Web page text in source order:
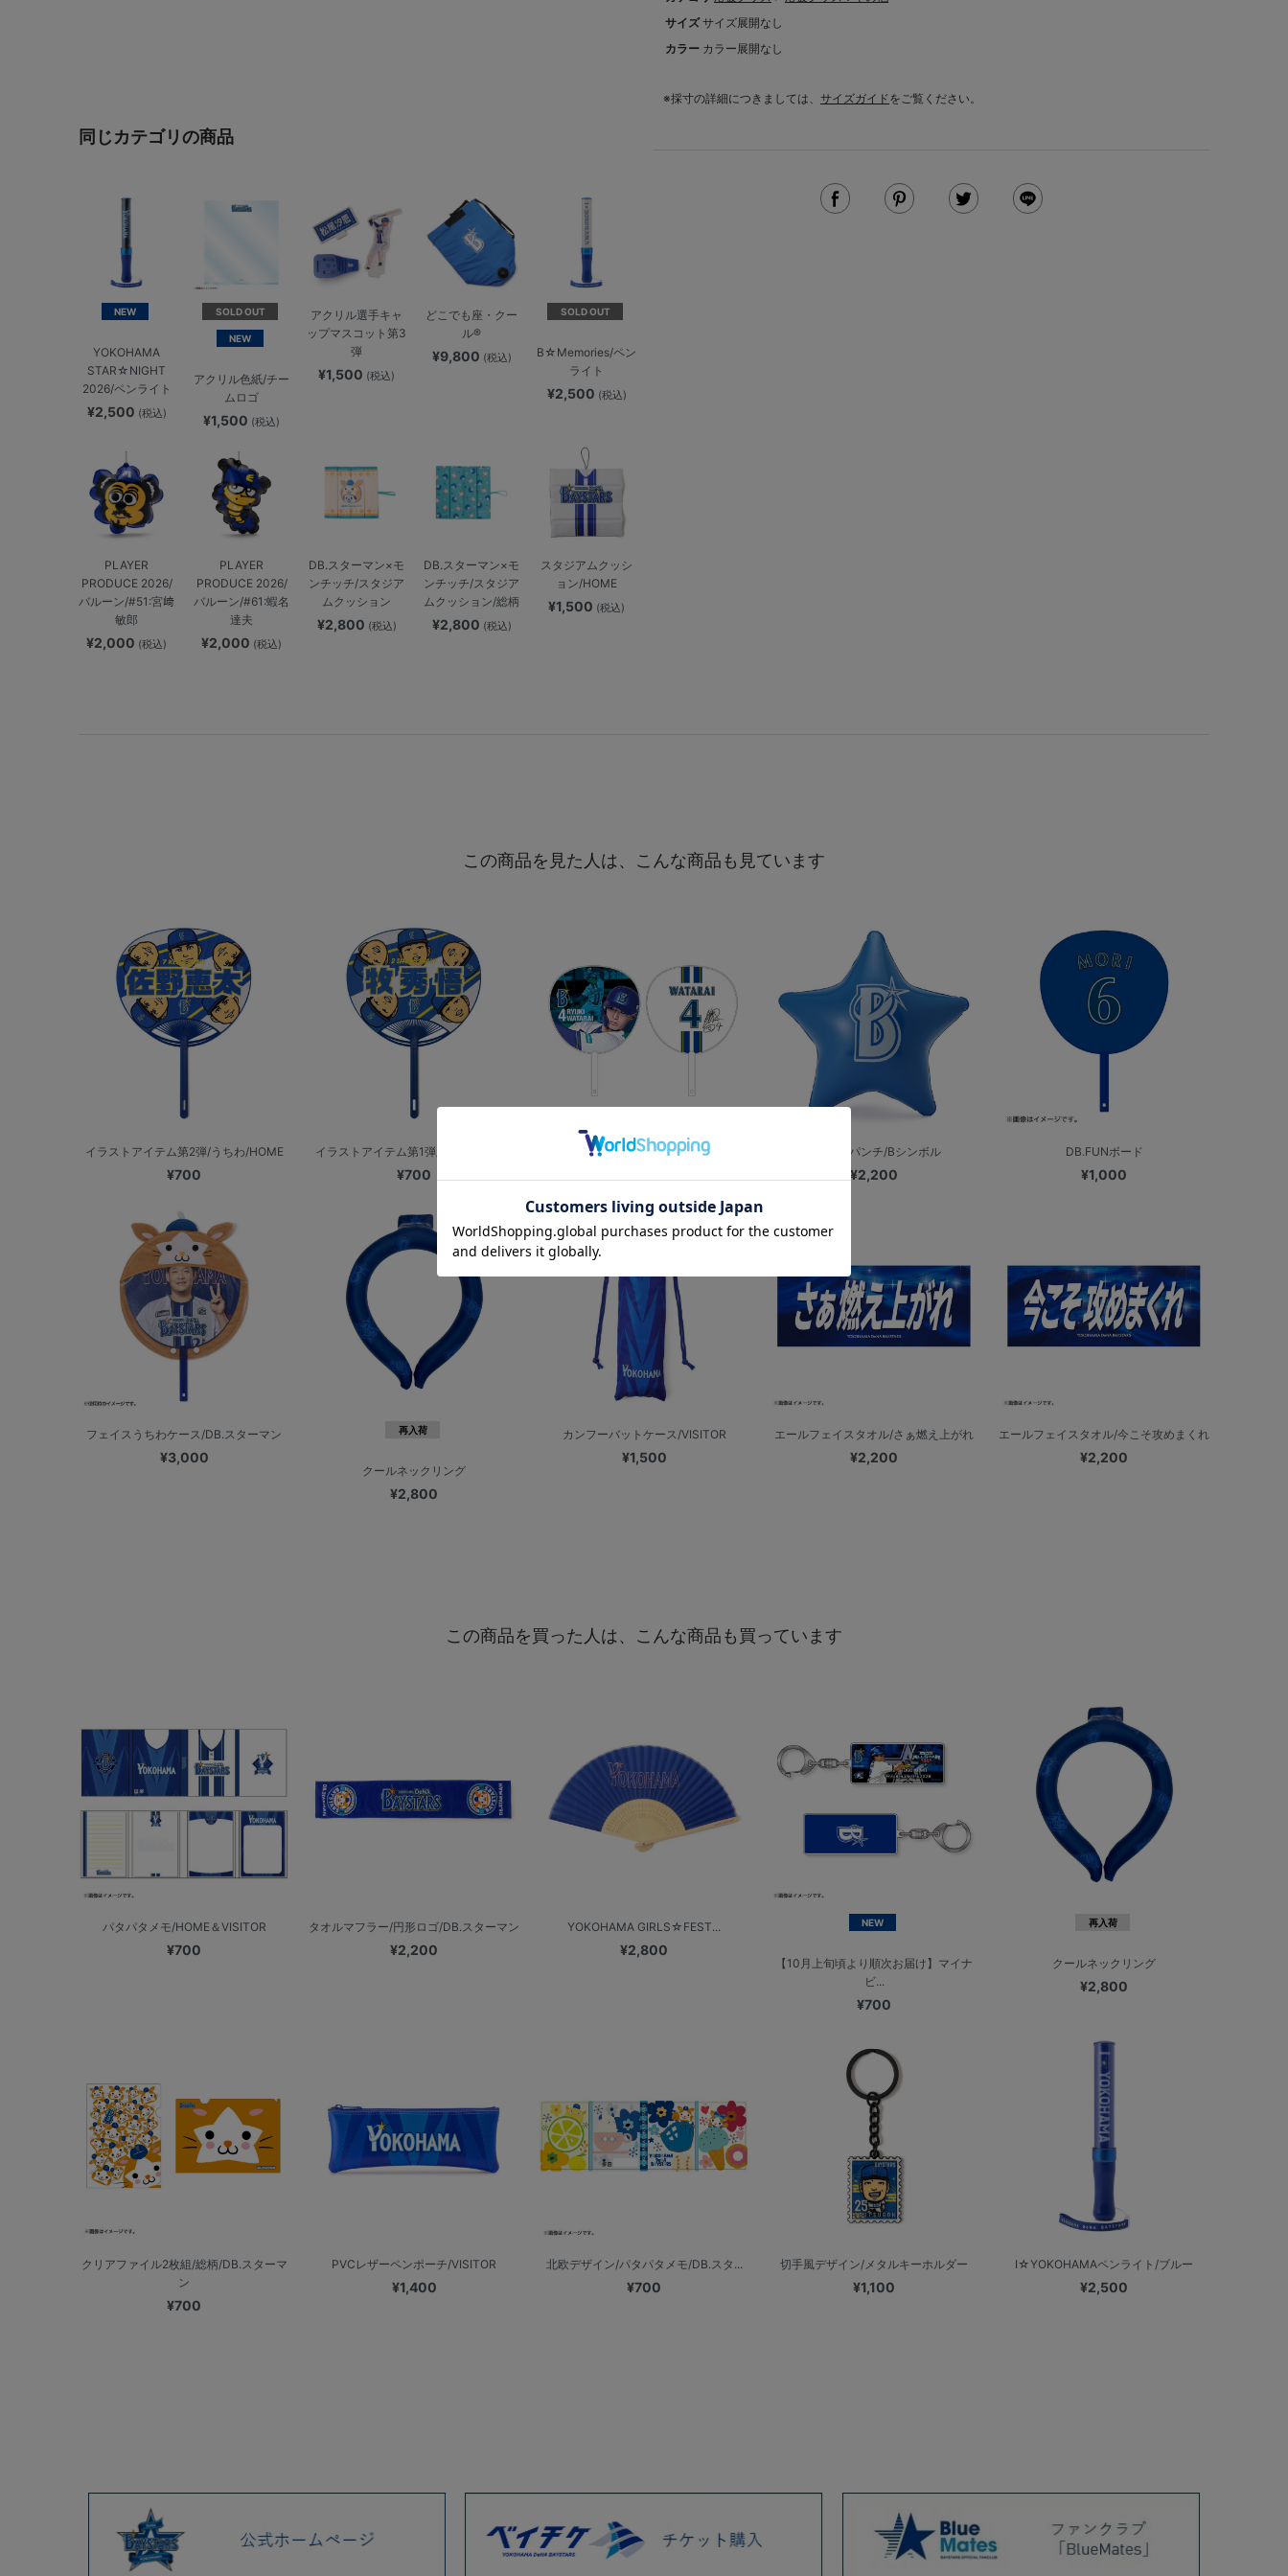
同じカテゴリの商品
NEW
YOKOHAMA
STAR☆NIGHT
2026/ペンライト
¥2,500 (税込)
SOLD OUT
NEW
アクリル色紙/チー
ムロゴ
¥1,500 (税込)
アクリル選手キャ
ップマスコット第3
弾
¥1,500 (税込)
どこでも座・クー
ル®
¥9,800 (税込)
SOLD OUT
B☆Memories/ペン
ライト
¥2,500 (税込)
PLAYER
PRODUCE 2026/
バルーン/#51:宮﨑
敏郎
¥2,000 (税込)
PLAYER
PRODUCE 2026/
バルーン/#61:蝦名
達夫
¥2,000 (税込)
DB.スターマン×モ
ンチッチ/スタジア
ムクッション
¥2,800 (税込)
DB.スターマン×モ
ンチッチ/スタジア
ムクッション/総柄
¥2,800 (税込)
スタジアムクッシ
ョン/HOME
¥1,500 (税込)
サイズ サイズ展開なし
カラー カラー展開なし
※採寸の詳細につきましては、 サイズガイドをご覧ください。
この商品を見た人は、こんな商品も見ています
イラストアイテム第2弾/うちわ/HOME
¥700
イラストアイテム第1弾/うちわ/HOME
¥700
プレーヤーズフォトうちわ BIGベイパンチ/Bシンボル
¥2,200
DB.FUNボード
¥1,000
フェイスうちわケース/DB.スターマン
¥3,000
再入荷
クールネックリング
¥2,800
カンフーバットケース/VISITOR
¥1,500
エールフェイスタオル/さぁ燃え上がれ
¥2,200
エールフェイスタオル/今こそ攻めまくれ
¥2,200
この商品を買った人は、こんな商品も買っています
パタパタメモ/HOME＆VISITOR
¥700
タオルマフラー/円形ロゴ/DB.スターマン
¥2,200
YOKOHAMA GIRLS☆FEST...
¥2,800
NEW
【10月上旬頃より順次お届け】マイナ
ビ...
¥700
再入荷
クールネックリング
¥2,800
クリアファイル2枚組/総柄/DB.スターマ
ン
¥700
PVCレザーペンポーチ/VISITOR
¥1,400
北欧デザイン/パタパタメモ/DB.スタ...
¥700
切手風デザイン/メタルキーホルダー
¥1,100
I☆YOKOHAMAペンライト/ブルー
¥2,500